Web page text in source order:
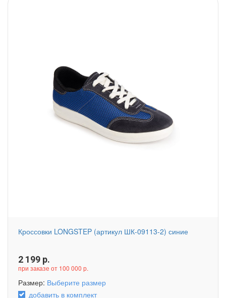
Кроссовки LONGSTEP (артикул ШК-09113-2) синие
2 199 р.
при заказе от 100 000 р.
Размер: Выберите размер
добавить в комплект